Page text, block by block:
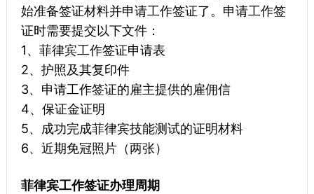
始准备签证材料并申请工作签证了。申请工作签
证时需要提交以下文件：
1、菲律宾工作签证申请表
2、护照及其复印件
3、申请工作签证的雇主提供的雇佣信
4、保证金证明
5、成功完成菲律宾技能测试的证明材料
6、近期免冠照片（两张）
菲律宾工作签证办理周期